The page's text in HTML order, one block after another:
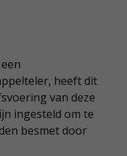
heeft dit
van deze
ingesteld om te
besmet door